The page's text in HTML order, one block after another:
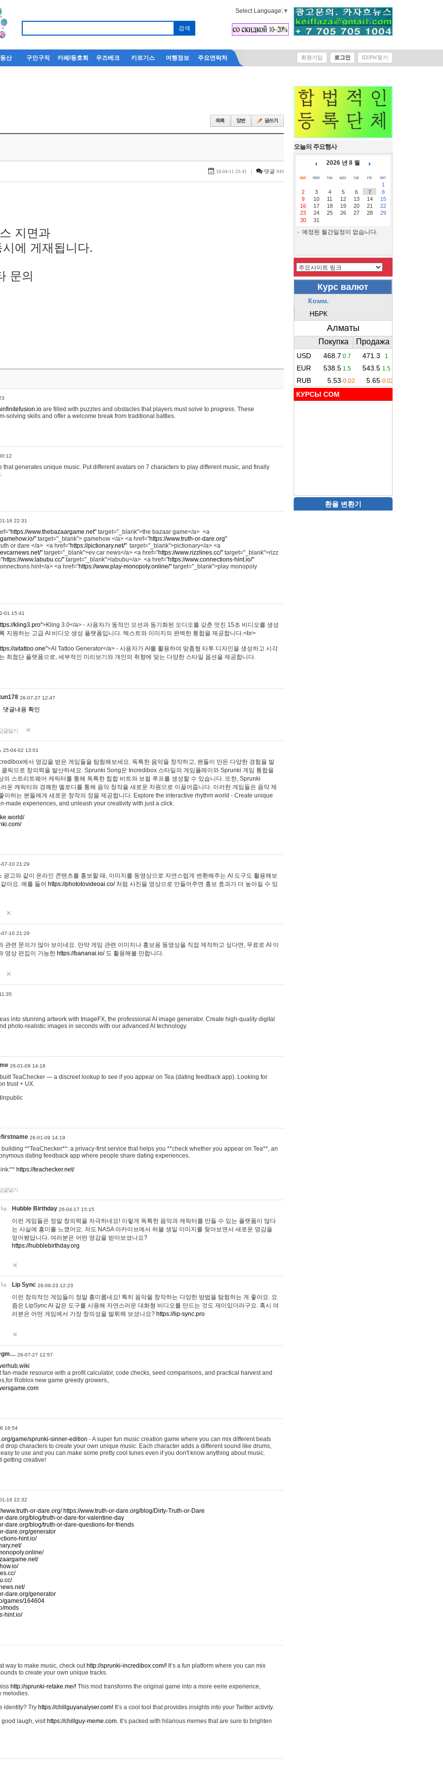
Select Language ▼
산 구인구직 카페/동호회 우즈베크 키르기스 여행정보 주요연락처 회원가입 로그인 ID/PW찾기
18-04-11 23:41 | 댓글 949
지면과
에 게재됩니다.
문의
are filled with puzzles and obstacles that players must solve to progress. These
solving skills and offer a welcome break from traditional battles.
that generates unique music. Put different avatars on 7 characters to play different music, and finally
16 22:31
https://www.thebazaargame.net" target="_blank">the bazaar game</a> <a
" target="_blank"> gamehow </a> <a href="https://www.truth-or-dare.org"
or dare </a> <a href="https://pictionary.net/" target="_blank">pictionary</a> <a
" target="_blank">ev car news</a> <a href="https://www.rizzlines.cc/" target="_blank">rizz
https://www.labubu.cc/" target="_blank">labubu</a> <a href="https://www.connections-hint.io/"
hint</a> <a href="https://www.play-monopoly.online/" target="_blank">play monopoly
01 15:41
kling3.pro">Kling 3.0</a> - 사용자가 동적인 모션과 동기화된 오디오를 갖춘 멋진 15초 비디오를 생성
지원하는 고급 AI 비디오 생성 플랫폼입니다. 텍스트와 이미지의 완벽한 통합을 제공합니다.<br>
aitattoo.one">AI Tattoo Generator</a> - 사용자가 AI를 활용하여 맞춤형 타투 디자인을 생성하고 시각
최첨단 플랫폼으로, 세부적인 미리보기와 개인의 취향에 맞는 다양한 스타일 옵션을 제공합니다.
26-07-27 12:47
댓글내용 확인
글달기
25-04-02 13:01
에서 영감을 받은 게임들을 탐험해보세요. 독특한 음악을 창작하고, 팬들이 만든 다양한 경험을 발
클릭으로 창의력을 발산하세요. Sprunki Song은 Incredibox 스타일의 게임플레이와 Sprunki 게임 통합을
의 스트리트웨어 캐릭터를 통해 독특한 힙합 비트와 보컬 루프를 생성할 수 있습니다. 또한, Sprunki
운 캐릭터와 경쾌한 멜로디를 통해 음악 창작을 새로운 차원으로 이끌어줍니다. 이러한 게임들은 음악 제
아하는 분들에게 새로운 창작의 장을 제공합니다. Explore the interactive rhythm world - Create unique
made experiences, and unleash your creativity with just a click.
07-10 21:29
광고와 같이 온라인 콘텐츠를 홍보할 때, 이미지를 동영상으로 자연스럽게 변환해주는 AI 도구도 활용해보
아요. 예를 들어 https://phototovideoai.co/처럼 사진을 영상으로 만들어주면 홍보 효과가 더 높아질 수 있
07-10 21:29
관련 문의가 많아 보이네요. 만약 게임 관련 이미지나 홍보용 동영상을 직접 제작하고 싶다면, 무료로 AI 이
영상 편집이 가능한 https://bananai.io/도 활용해볼 만합니다.
into stunning artwork with ImageFX, the professional AI image generator. Create high-quality digital
photo-realistic images in seconds with our advanced AI technology.
26-01-09 14:18
TeaChecker — a discreet lookup to see if you appear on Tea (dating feedback app). Looking for
trust + UX.
26-01-09 14:19
building **TeaChecker**: a privacy-first service that helps you **check whether you appear on Tea**, an
dating feedback app where people share dating experiences.
https://teachecker.net/
글달기
Hubble Birthday 26-04-17 15:15
이런 게임들은 정말 창의력을 자극하네요! 이렇게 독특한 음악과 캐릭터를 만들 수 있는 플랫폼이 많다
는 사실에 흥미를 느꼈어요. 저도 NASA 아카이브에서 허블 생일 이미지를 찾아보면서 새로운 영감을
얻어봤답니다. 여러분은 어떤 영감을 받아보셨나요?
https://hubblebirthday.org
Lip Sync 26-06-23 12:23
이런 창의적인 게임들이 정말 흥미롭네요! 특히 음악을 창작하는 다양한 방법을 탐험하는 게 좋아요. 요
즘은 LipSync AI 같은 도구를 사용해 자연스러운 대화형 비디오를 만드는 것도 재미있더라구요. 혹시 여
러분은 어떤 게임에서 가장 창의성을 발휘해 보셨나요? https://lip-sync.pro
26-07-27 12:57
made resource with a profit calculator, code checks, seed comparisons, and practical harvest and
Roblox new game greedy growers。
16:54
game/sprunki-sinner-edition - A super fun music creation game where you can mix different beats
drop characters to create your own unique music. Each character adds a different sound like drums,
to use and you can make some pretty cool tunes even if you don't know anything about music.
getting creative!
16 22:32
www.truth-or-dare.org/ https://www.truth-or-dare.org/blog/Dirty-Truth-or-Dare
dare.org/blog/truth-or-dare-for-valentine-day
dare.org/blog/truth-or-dare-questions-for-friends
dare.org/generator
hint.io/
dare.org/generator
games/164604
mods
hint.io/
way to make music, check out http://sprunki-incredibox.com/! It’s a fun platform where you can mix
to create your own unique tracks.
http://sprunki-retake.me/! This mod transforms the original game into a more eerie experience,
melodies.
identity? Try https://chillguyanalyser.com! It’s a cool tool that provides insights into your Twitter activity.
good laugh, visit https://chillguy-meme.com. It’s packed with hilarious memes that are sure to brighten
오늘의 주요행사
2026 년 8 월
1
2
3 4 5 6 7
8
9
10 11 12 13 14
15
16
17 18 19 20 21
22
23
24 25 26 27 28
29
30
31
예정된 월간일정이 없습니다.
КУРСЫ COM
환율 변환기